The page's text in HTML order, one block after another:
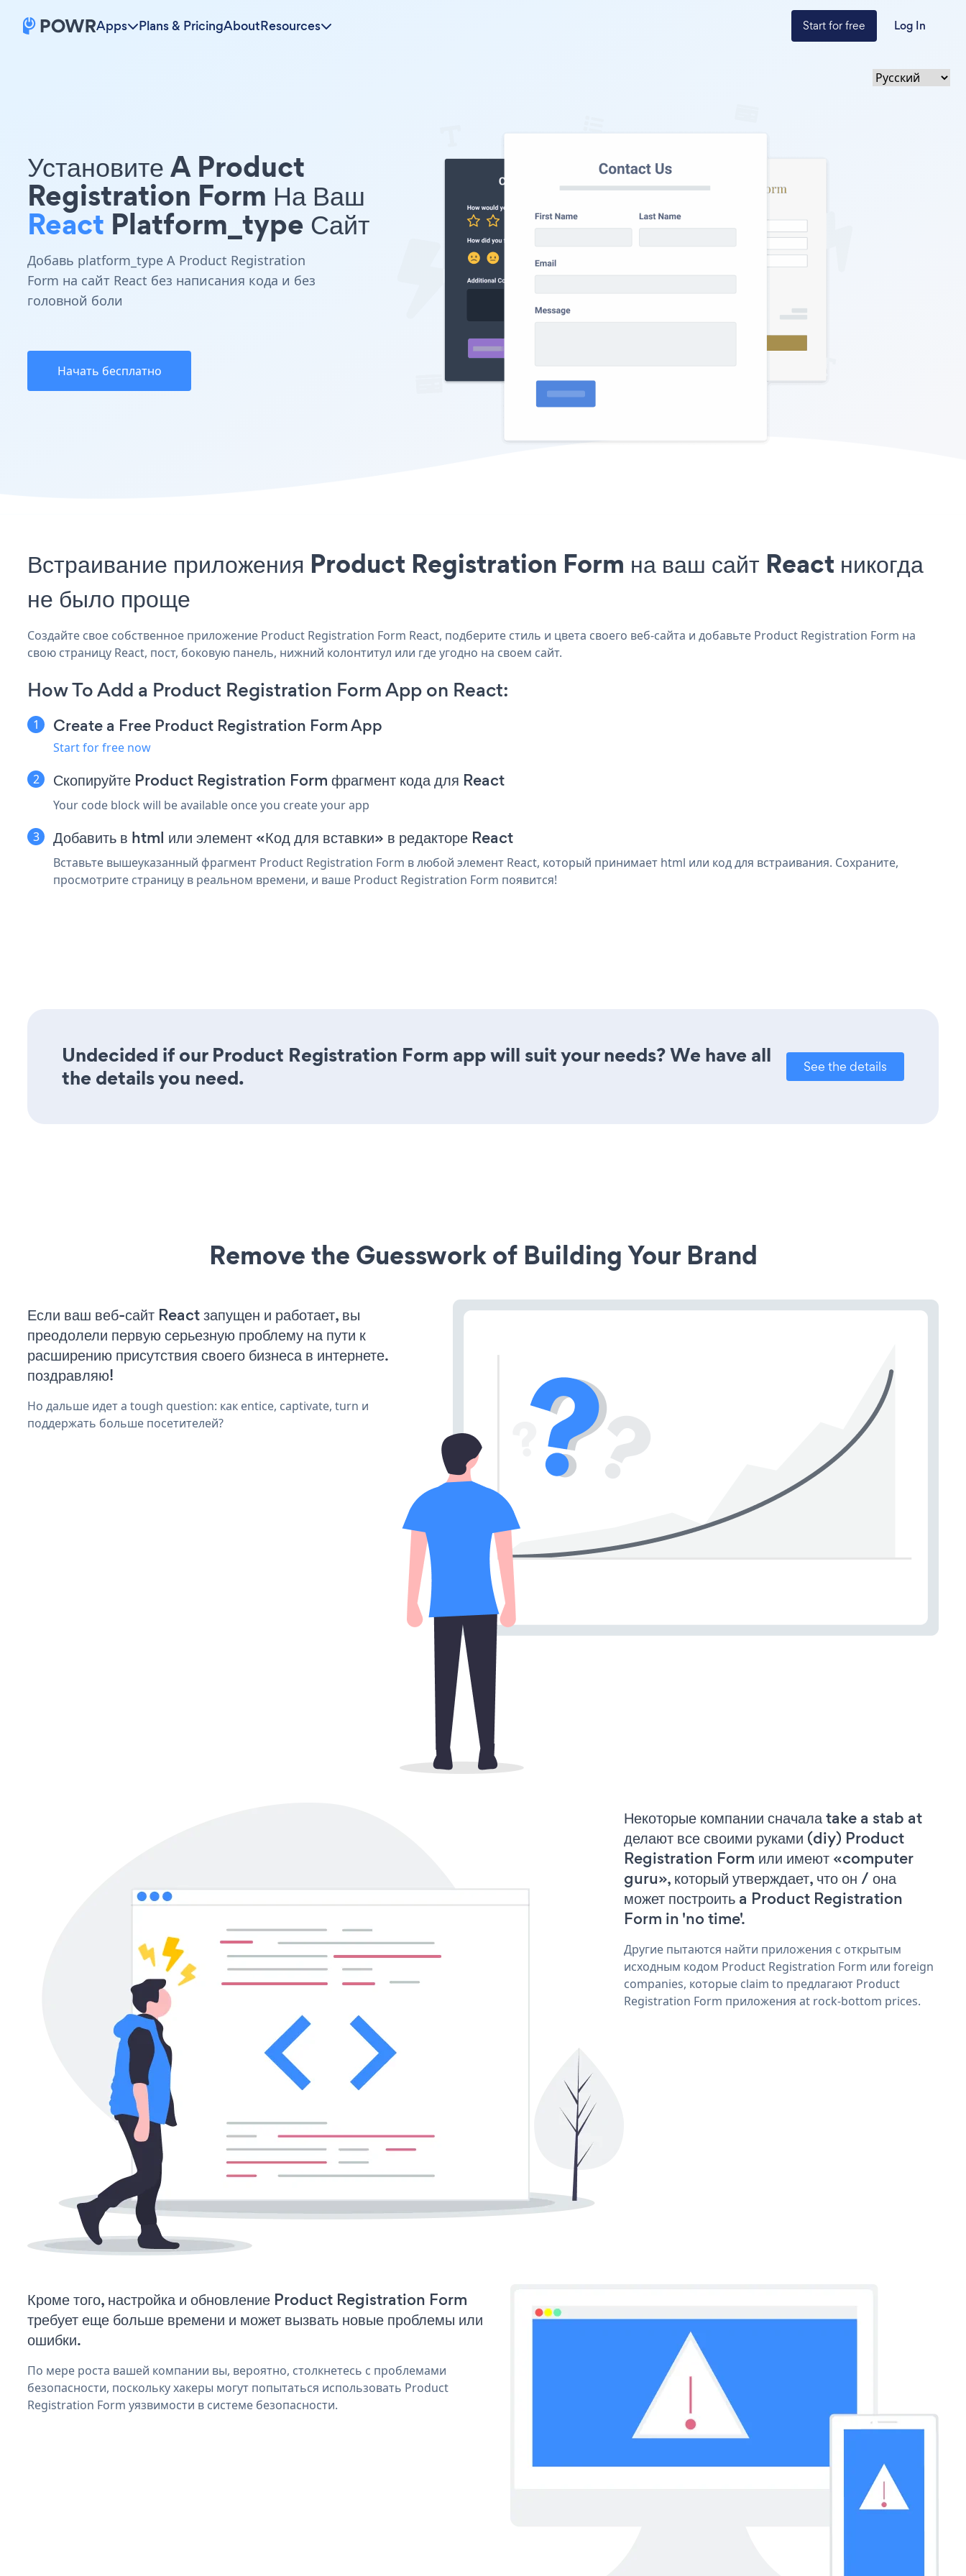
Apps Plans & PricingAboutResources Start for free Log In
Установите A Product
Registration Form На Ваш
React Platform_type Сайт
Добавь platform_type A Product Registration
Form на сайт React без написания кода и без
головной боли
Начать бесплатно
Встраивание приложения Product Registration Form на ваш сайт React никогда
не было проще
Создайте свое собственное приложение Product Registration Form React, подберите стиль и цвета своего веб-сайта и добавьте Product Registration Form на
свою страницу React, пост, боковую панель, нижний колонтитул или где угодно на своем сайт.
How To Add a Product Registration Form App on React:
Create a Free Product Registration Form App
Start for free now
Скопируйте Product Registration Form фрагмент кода для React
Your code block will be available once you create your app
Добавить в html или элемент «Код для вставки» в редакторе React
Вставьте вышеуказанный фрагмент Product Registration Form в любой элемент React, который принимает html или код для встраивания. Сохраните,
просмотрите страницу в реальном времени, и ваше Product Registration Form появится!
Undecided if our Product Registration Form app will suit your needs? We have all
the details you need.
See the details
Remove the Guesswork of Building Your Brand
Если ваш веб-сайт React запущен и работает, вы
преодолели первую серьезную проблему на пути к
расширению присутствия своего бизнеса в интернете.
поздравляю!
Но дальше идет a tough question: как entice, captivate, turn и
поддержать больше посетителей?
Некоторые компании сначала take a stab at
делают все своими руками (diy) Product
Registration Form или имеют «computer
guru», который утверждает, что он / она
может построить a Product Registration
Form in 'no time'.
Другие пытаются найти приложения с открытым
исходным кодом Product Registration Form или foreign
companies, которые claim to предлагают Product
Registration Form приложения at rock-bottom prices.
Кроме того, настройка и обновление Product Registration Form
требует еще больше времени и может вызвать новые проблемы или
ошибки.
По мере роста вашей компании вы, вероятно, столкнетесь с проблемами
безопасности, поскольку хакеры могут попытаться использовать Product
Registration Form уязвимости в системе безопасности.